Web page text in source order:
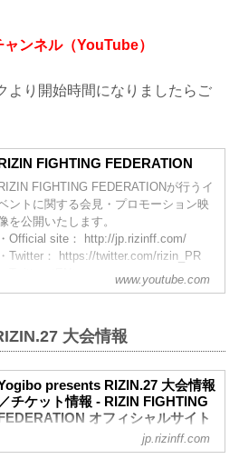
ンネル（YouTube）
より開始時間になりましたらご
RIZIN FIGHTING FEDERATION
RIZIN FIGHTING FEDERATIONが行うイ
ントに関する会見・プロモーション映
を公開いたします。
・Official site： http://jp.rizinff.com/
・Twitter： https://twitter.com/rizin_PR
twitter.com/rizin_English
https://www.instagram.com/rizin_pr/
・Facebook： http...
www.youtube.com
大会情報
presents RIZIN.27 大会情報
／チケット情報 - RIZIN FIGHTING
オフィシャルサイト
jp.rizinff.com